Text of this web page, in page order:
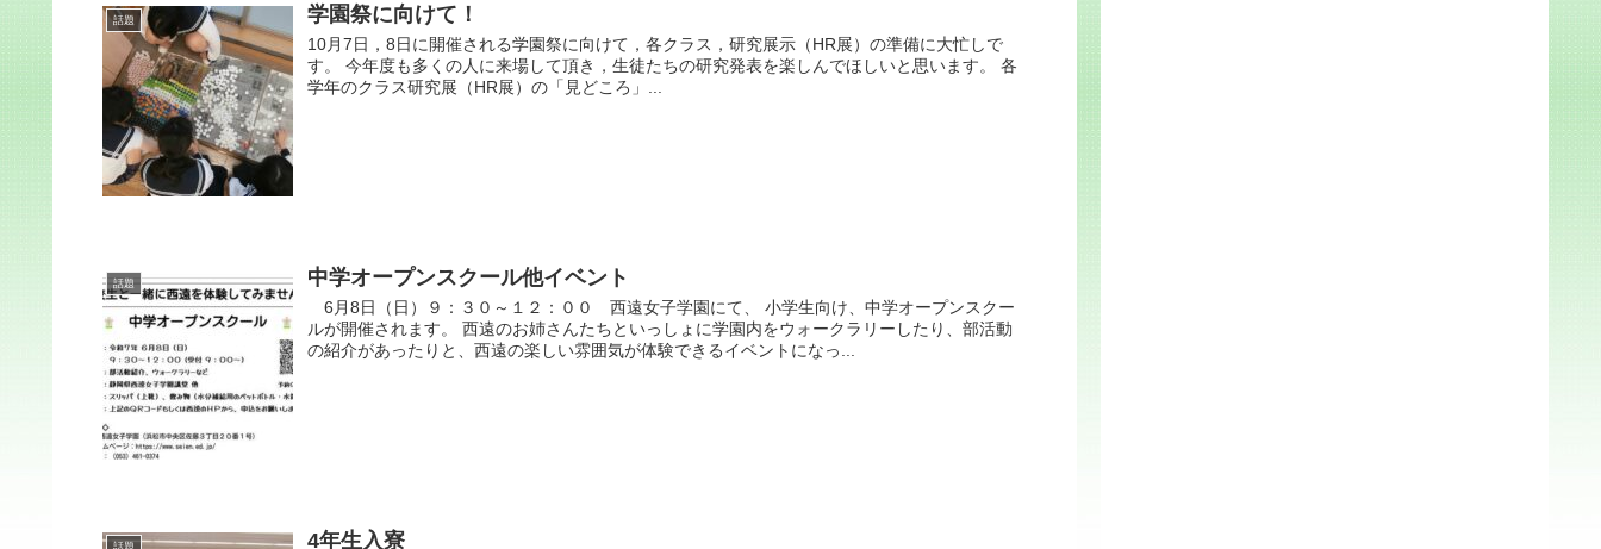
話題 学園祭に向けて！
10月7日，8日に開催される学園祭に向けて，各クラス，研究展示（HR展）の準備に大忙しで
す。 今年度も多くの人に来場して頂き，生徒たちの研究発表を楽しんでほしいと思います。 各
学年のクラス研究展（HR展）の「見どころ」...
話題 中学オープンスクール他イベント
6月8日（日）９：３０～１２：００ 西遠女子学園にて、 小学生向け、中学オープンスクー
ルが開催されます。 西遠のお姉さんたちといっしょに学園内をウォークラリーしたり、部活動
の紹介があったりと、西遠の楽しい雰囲気が体験できるイベントになっ...
4年生入寮